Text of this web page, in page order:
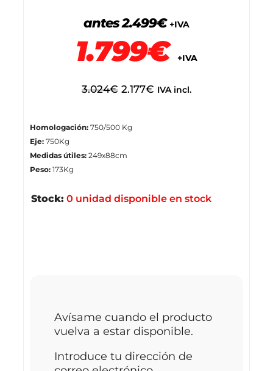
antes 2.499€+IVA
1.799€ +IVA
3.024€ 2.177€ IVA incl.
Homologación: 750/500 Kg
Eje: 750Kg
Medidas útiles: 249x88cm
Peso: 173Kg
Stock: 0 unidad disponible en stock
Avísame cuando el producto
vuelva a estar disponible.
Introduce tu dirección de